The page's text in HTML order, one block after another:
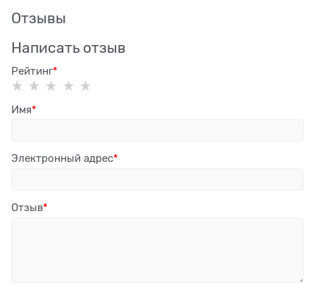
Отзывы
Написать отзыв
Рейтинг
Имя
Электронный адрес
Отзыв